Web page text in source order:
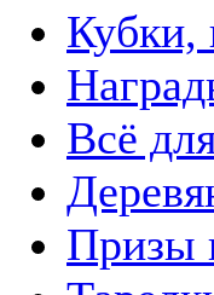
Кубки,
Всё
Призы